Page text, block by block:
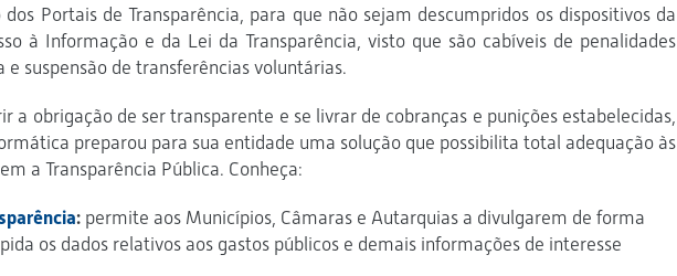
Portais de Transparência, para que não sejam descumpridos os dispositivos da
à Informação e da Lei da Transparência, visto que são cabíveis de penalidades
e suspensão de transferências voluntárias.
a obrigação de ser transparente e se livrar de cobranças e punições estabelecidas,
preparou para sua entidade uma solução que possibilita total adequação às
a Transparência Pública. Conheça:
: permite aos Municípios, Câmaras e Autarquias a divulgarem de forma
os dados relativos aos gastos públicos e demais informações de interesse